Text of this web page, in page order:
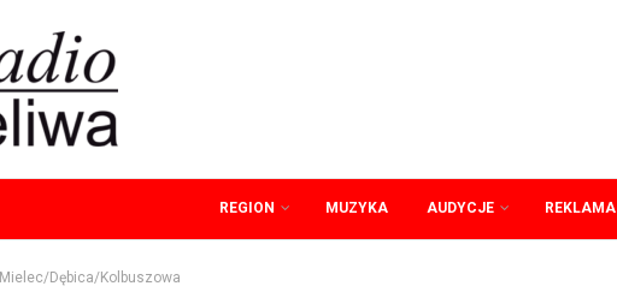
REGION MUZYKA AUDYCJE REKLAMA
Mielec/Dębica/Kolbuszowa